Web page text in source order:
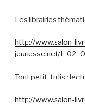
Les librairies
http://www.salon-
jeunesse.net/
Tout petit, tu lis :
http://www.salon-